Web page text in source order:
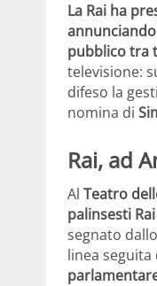
La Rai ha
pubblico tra
televisione:
difeso la
nomina di
Rai, ad
Al Teatro
palinsesti
segnato
linea